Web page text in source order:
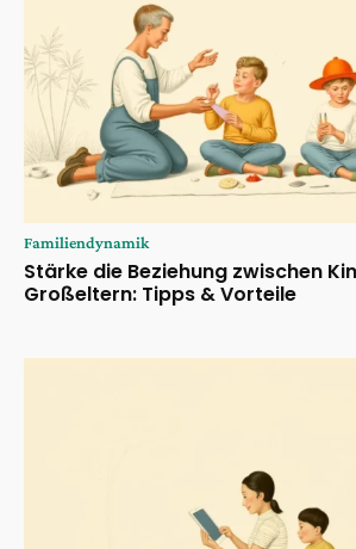
Familiendynamik
Stärke die Beziehung zwischen
Großeltern: Tipps & Vorteile